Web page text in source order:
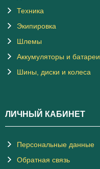
Техника
Экипировка
Шлемы
Аккумуляторы и батареи
Шины, диски и колеса
ЛИЧНЫЙ КАБИНЕТ
Персональные данные
Обратная связь